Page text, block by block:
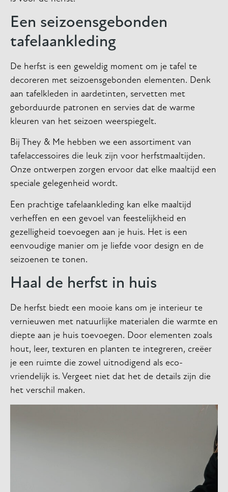
Een seizoensgebonden
tafelaankleding
De herfst is een geweldig moment om je tafel te
decoreren met seizoensgebonden elementen. Denk
aan tafelkleden in aardetinten, servetten met
geborduurde patronen en servies dat de warme
kleuren van het seizoen weerspiegelt.
Bij They & Me hebben we een assortiment van
tafelaccessoires die leuk zijn voor herfstmaaltijden.
Onze ontwerpen zorgen ervoor dat elke maaltijd een
speciale gelegenheid wordt.
Een prachtige tafelaankleding kan elke maaltijd
verheffen en een gevoel van feestelijkheid en
gezelligheid toevoegen aan je huis. Het is een
eenvoudige manier om je liefde voor design en de
seizoenen te tonen.
Haal de herfst in huis
De herfst biedt een mooie kans om je interieur te
vernieuwen met natuurlijke materialen die warmte en
diepte aan je huis toevoegen. Door elementen zoals
hout, leer, texturen en planten te integreren, creëer
je een ruimte die zowel uitnodigend als eco-
vriendelijk is. Vergeet niet dat het de details zijn die
het verschil maken.